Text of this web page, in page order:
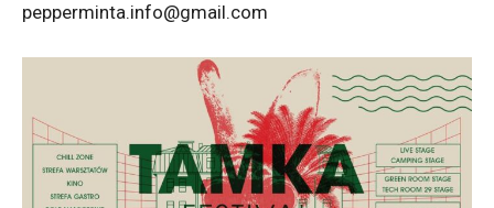
pepperminta.info@gmail.com